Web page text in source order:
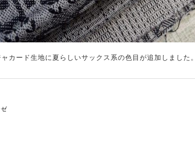
カード生地に夏らしいサックス系の色目が追加しました。